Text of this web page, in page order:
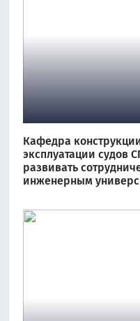
Кафедра
эксплуатации судов
развивать
инженерным